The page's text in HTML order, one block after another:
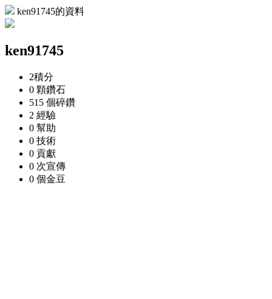
ken91745的資料
ken91745
2積分
0 顆鑽石
515 個碎鑽
2 經驗
0 幫助
0 技術
0 貢獻
0 次宣傳
0 個金豆